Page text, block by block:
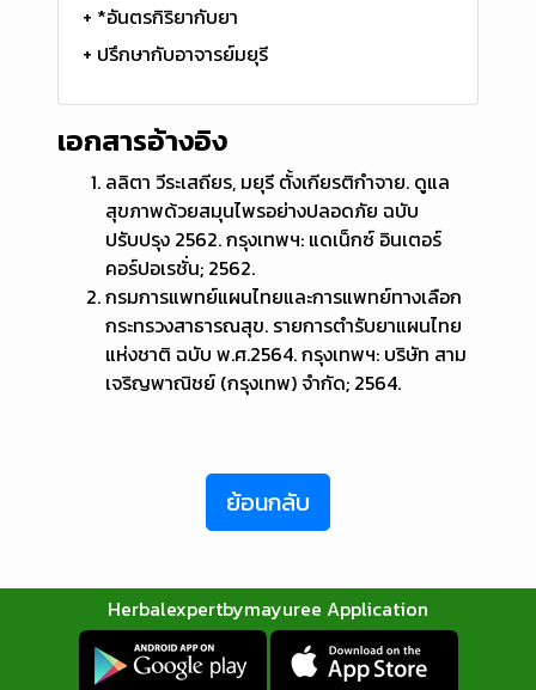
+ *อันตรกิริยากับยา
+ ปรึกษากับอาจารย์มยุรี
เอกสารอ้างอิง
ลลิตา วีระเสถียร, มยุรี ตั้งเกียรติกำจาย. ดูแล
สุขภาพด้วยสมุนไพรอย่างปลอดภัย ฉบับ
ปรับปรุง 2562. กรุงเทพฯ: แดเน็กซ์ อินเตอร์
คอร์ปอเรชั่น; 2562.
กรมการแพทย์แผนไทยและการแพทย์ทางเลือก
กระทรวงสาธารณสุข. รายการตำรับยาแผนไทย
แห่งชาติ ฉบับ พ.ศ.2564. กรุงเทพฯ: บริษัท สาม
เจริญพาณิชย์ (กรุงเทพ) จำกัด; 2564.
ย้อนกลับ
Herbalexpertbymayuree Application